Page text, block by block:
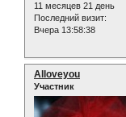
11 месяцев 21 день
Последний визит:
Вчера 13:58:38
Alloveyou
Участник